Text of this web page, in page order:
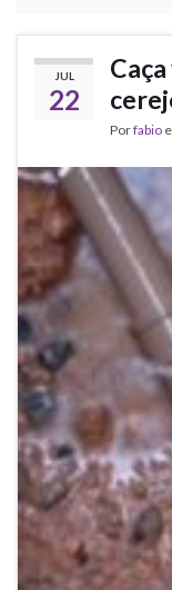
JUL
22
Porfabio